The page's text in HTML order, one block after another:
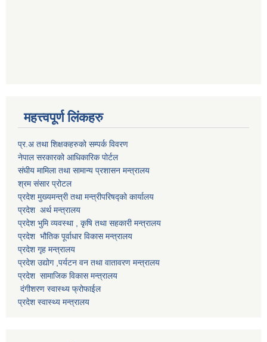
महत्त्वपूर्ण लिंकहरु
प्र.अ तथा शिक्षकहरुको सम्पर्क विवरण
नेपाल सरकारको आधिकारिक पोर्टल
संघीय मामिला तथा सामान्य प्रशासन मन्त्रालय
श्रम संसार प्रोटल
प्रदेश मुख्यमन्त्री तथा मन्त्रीपरिषद्को कार्यालय
प्रदेश अर्थ मन्त्रालय
प्रदेश भुमि व्यवस्था , कृषि तथा सहकारी मन्त्रालय
प्रदेश भौतिक पूर्वाधार विकास मन्त्रालय
प्रदेश गृह मन्त्रालय
प्रदेश उद्योग ,पर्यटन वन तथा वातावरण मन्त्रालय
प्रदेश सामाजिक विकास मन्त्रालय
दंगीशरण स्वास्थ्य फ्रोफाईल
प्रदेश स्वास्थ्य मन्त्रालय